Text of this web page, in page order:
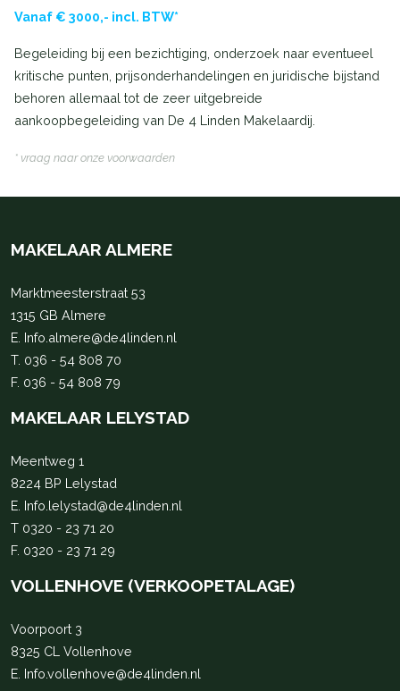
Vanaf € 3000,- incl. BTW*
Begeleiding bij een bezichtiging, onderzoek naar eventueel
kritische punten, prijsonderhandelingen en juridische bijstand
behoren allemaal tot de zeer uitgebreide
aankoopbegeleiding van De 4 Linden Makelaardij.
* vraag naar onze voorwaarden
MAKELAAR ALMERE
Marktmeesterstraat 53
1315 GB Almere
E. Info.almere@de4linden.nl
T. 036 - 54 808 70
F. 036 - 54 808 79
MAKELAAR LELYSTAD
Meentweg 1
8224 BP Lelystad
E. Info.lelystad@de4linden.nl
T 0320 - 23 71 20
F. 0320 - 23 71 29
VOLLENHOVE (VERKOOPETALAGE)
Voorpoort 3
8325 CL Vollenhove
E. Info.vollenhove@de4linden.nl